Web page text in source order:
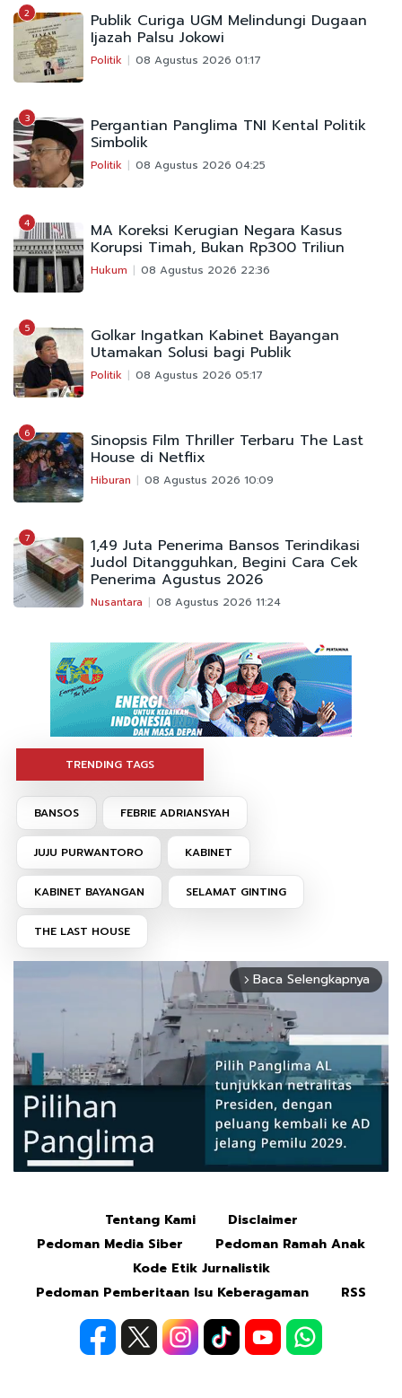
2 Publik Curiga UGM Melindungi Dugaan
Ijazah Palsu Jokowi
Politik 08 Agustus 2026 01:17
3 Pergantian Panglima TNI Kental Politik
Simbolik
Politik 08 Agustus 2026 04:25
4 MA Koreksi Kerugian Negara Kasus
Korupsi Timah, Bukan Rp300 Triliun
Hukum 08 Agustus 2026 22:36
5 Golkar Ingatkan Kabinet Bayangan
Utamakan Solusi bagi Publik
Politik 08 Agustus 2026 05:17
6 Sinopsis Film Thriller Terbaru The Last
House di Netflix
Hiburan 08 Agustus 2026 10:09
7 1,49 Juta Penerima Bansos Terindikasi
Judol Ditangguhkan, Begini Cara Cek
Penerima Agustus 2026
Nusantara 08 Agustus 2026 11:24
TRENDING TAGS
BANSOS FEBRIE ADRIANSYAH
JUJU PURWANTORO KABINET
KABINET BAYANGAN SELAMAT GINTING
THE LAST HOUSE
arrow_forward_ios Baca Selengkapnya
Tentang Kami
Disclaimer
Pedoman Media Siber
Pedoman Ramah Anak
Kode Etik Jurnalistik
Pedoman Pemberitaan Isu Keberagaman
RSS